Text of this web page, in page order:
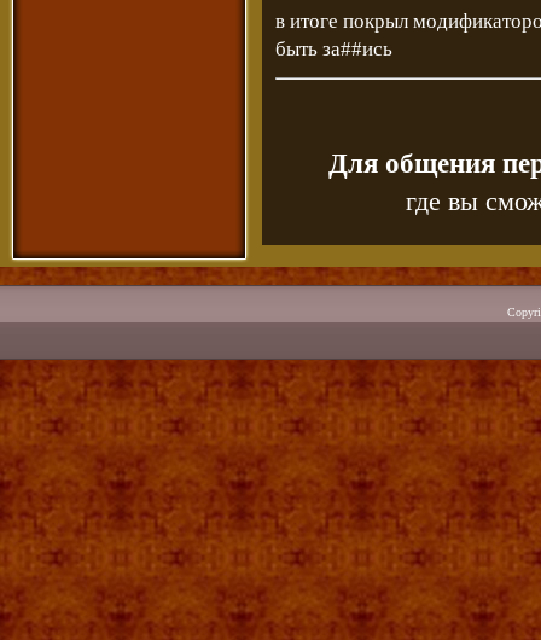
в итоге покрыл
быть за##ись
Для общения
где вы